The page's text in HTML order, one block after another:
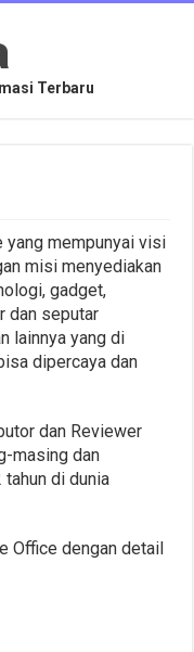
Terbaru
yang mempunyai visi
misi menyediakan
gadget,
dan seputar
lainnya yang di
dipercaya dan
dan Reviewer
masing dan
di dunia
Office dengan detail